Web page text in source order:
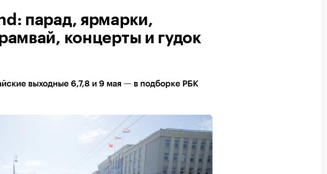
парад, ярмарки,
концерты и гудок
выходные 6,7,8 и 9 мая — в подборке РБК